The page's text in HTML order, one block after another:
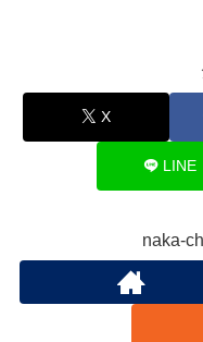
X
LINE
naka-